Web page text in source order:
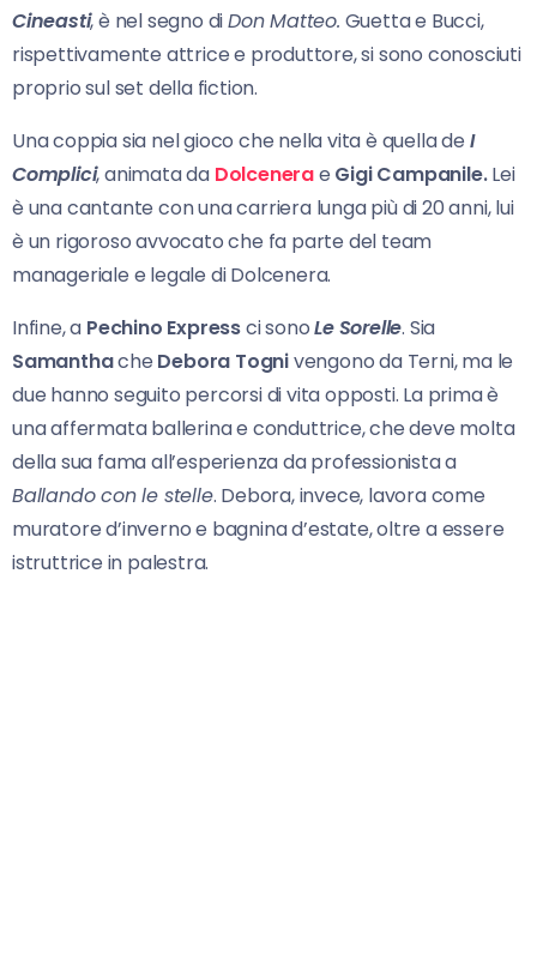
Cineasti, è nel segno diDon Matteo. Guetta e Bucci,
rispettivamente attrice e produttore, si sono conosciuti
proprio sul set della fiction.
Una coppia sia nel gioco che nella vita è quella de I
Complici, animata da Dolcenerae Gigi Campanile.Lei
è una cantante con una carriera lunga più di 20 anni, lui
è un rigoroso avvocato che fa parte del team
manageriale e legale di Dolcenera.
Infine, a Pechino Expressci sonoLe Sorelle. Sia
Samanthache Debora Tognivengono da Terni, ma le
due hanno seguito percorsi di vita opposti. La prima è
una affermata ballerina e conduttrice, che deve molta
della sua fama all’esperienza da professionista a
Ballando con le stelle. Debora, invece, lavora come
muratore d’inverno e bagnina d’estate, oltre a essere
istruttrice in palestra.